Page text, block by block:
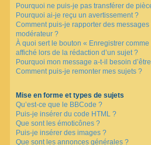
Pourquoi ne puis-je pas transférer de
Pourquoi ai-je reçu un avertissement ?
Comment puis-je rapporter des messages
modérateur ?
À quoi sert le bouton « Enregistrer
affiché lors de la rédaction d’un sujet ?
Pourquoi mon message a-t-il besoin
Comment puis-je remonter mes sujets ?
Mise en forme et types de sujets
Qu’est-ce que le BBCode ?
Puis-je insérer du code HTML ?
Que sont les émoticônes ?
Puis-je insérer des images ?
Que sont les annonces générales ?